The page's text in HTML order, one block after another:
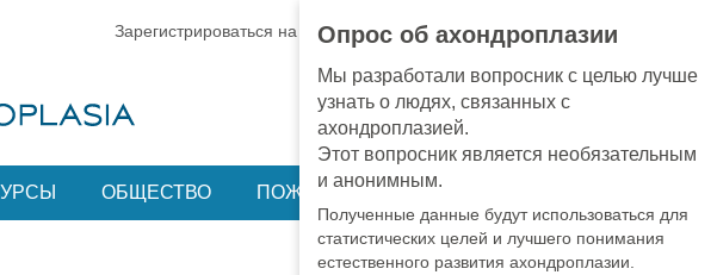
Опрос об ахондроплазии
Мы разработали вопросник с целью лучше
узнать о людях, связанных с
ахондроплазией.
Этот вопросник является необязательным
и анонимным.
Полученные данные будут использоваться для
статистических целей и лучшего понимания
естественного развития ахондроплазии.
Зарегистрироваться на BA ВХОД EN • PT • ES • RU
ОБЩЕСТВО ПОЖЕРТВОВАНИЕ